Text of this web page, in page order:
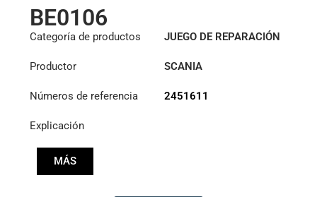
BE0106
Categoría de productos
JUEGO DE REPARACIÓN
Productor
SCANIA
Números de referencia 2451611
Explicación
MÁS